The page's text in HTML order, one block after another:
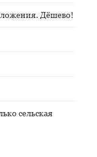
Дёшево!
сельская